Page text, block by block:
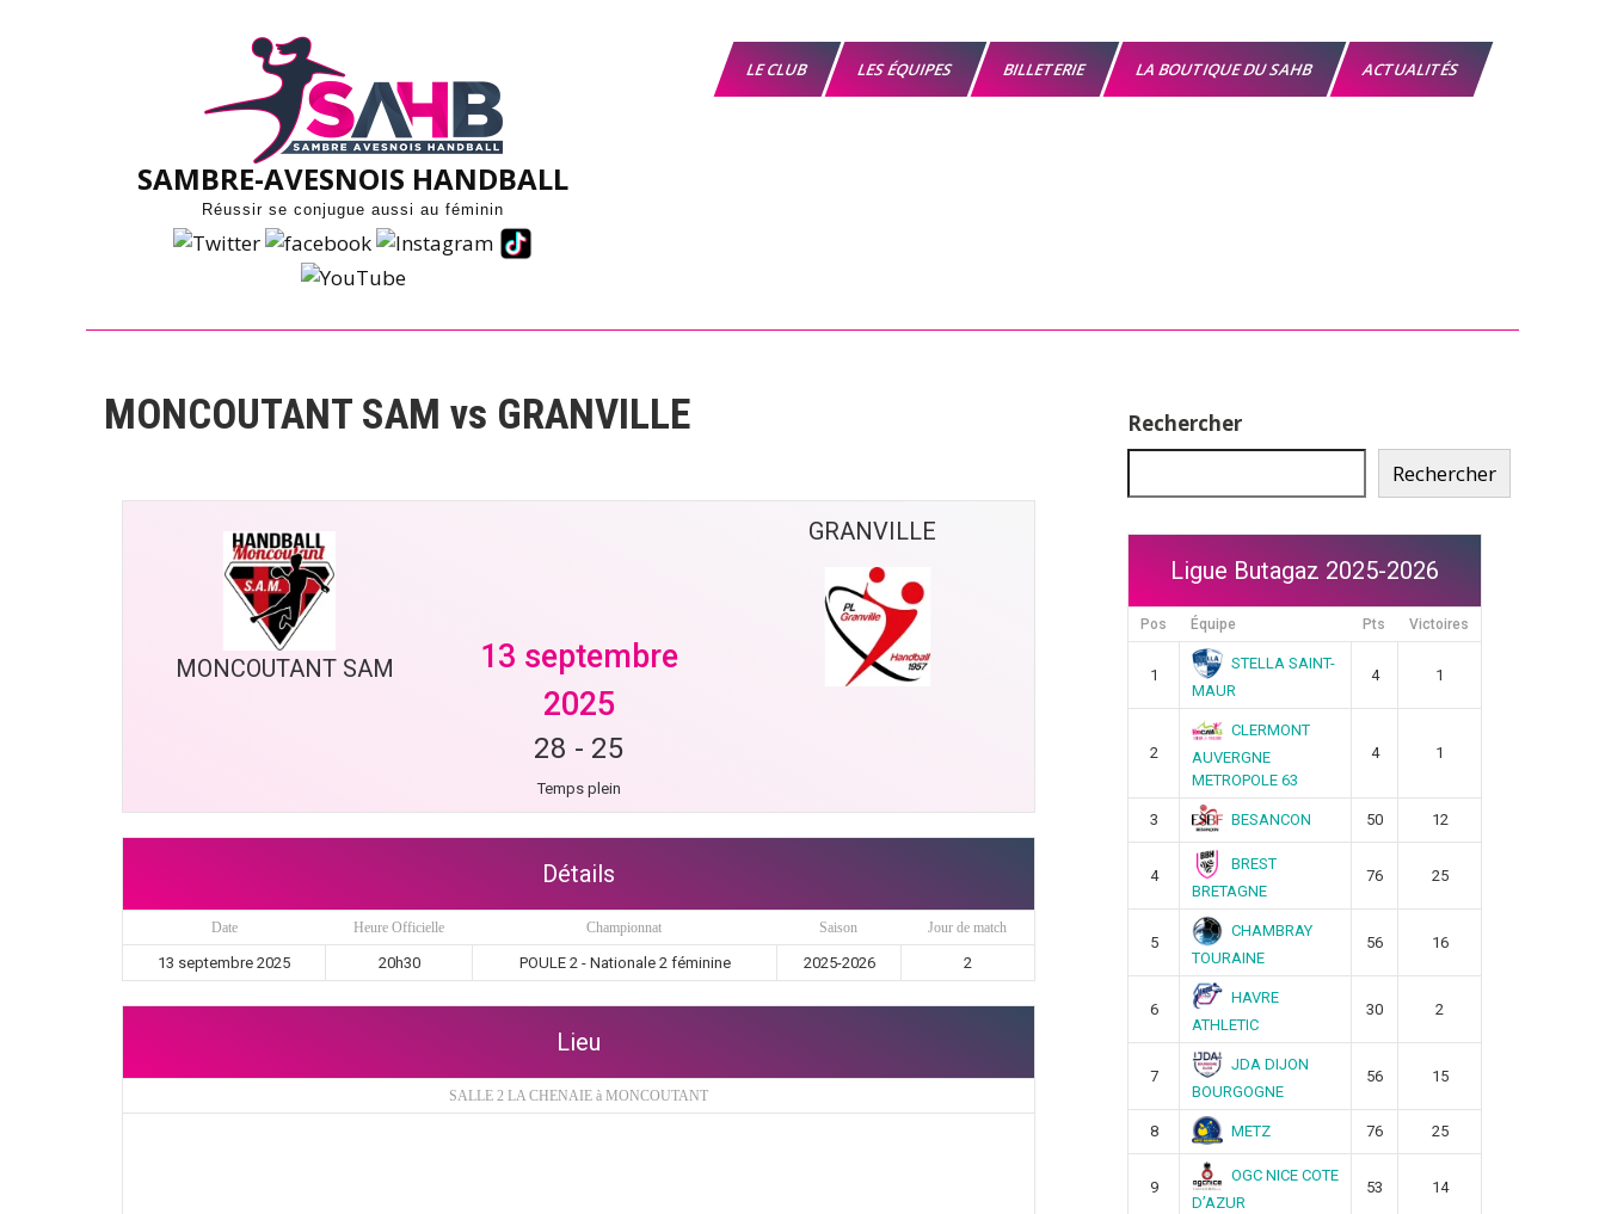
SAMBRE-AVESNOIS HANDBALL
Réussir se conjugue aussi au féminin
LE CLUB LES ÉQUIPES BILLETERIE LA BOUTIQUE DU SAHB ACTUALITÉS
MONCOUTANT SAM vs GRANVILLE
MONCOUTANT SAM
GRANVILLE
13 septembre
2025
28 - 25
Temps plein
Détails
Date Heure Officielle Championnat Saison Jour de match
13 septembre 2025 20h30 POULE 2 - Nationale 2 féminine 2025-2026 2
Lieu
SALLE 2 LA CHENAIE à MONCOUTANT
Rechercher
Rechercher
Ligue Butagaz 2025-2026
Pos Équipe Pts Victoires
1
STELLA SAINT-
MAUR
4 1
2
CLERMONT
AUVERGNE
METROPOLE 63
4 1
3 BESANCON 50 12
4
BREST
BRETAGNE
76 25
5
CHAMBRAY
TOURAINE
56 16
6
HAVRE
ATHLETIC
30 2
7
JDA DIJON
BOURGOGNE
56 15
8 METZ 76 25
9
OGC NICE COTE
D’AZUR
53 14